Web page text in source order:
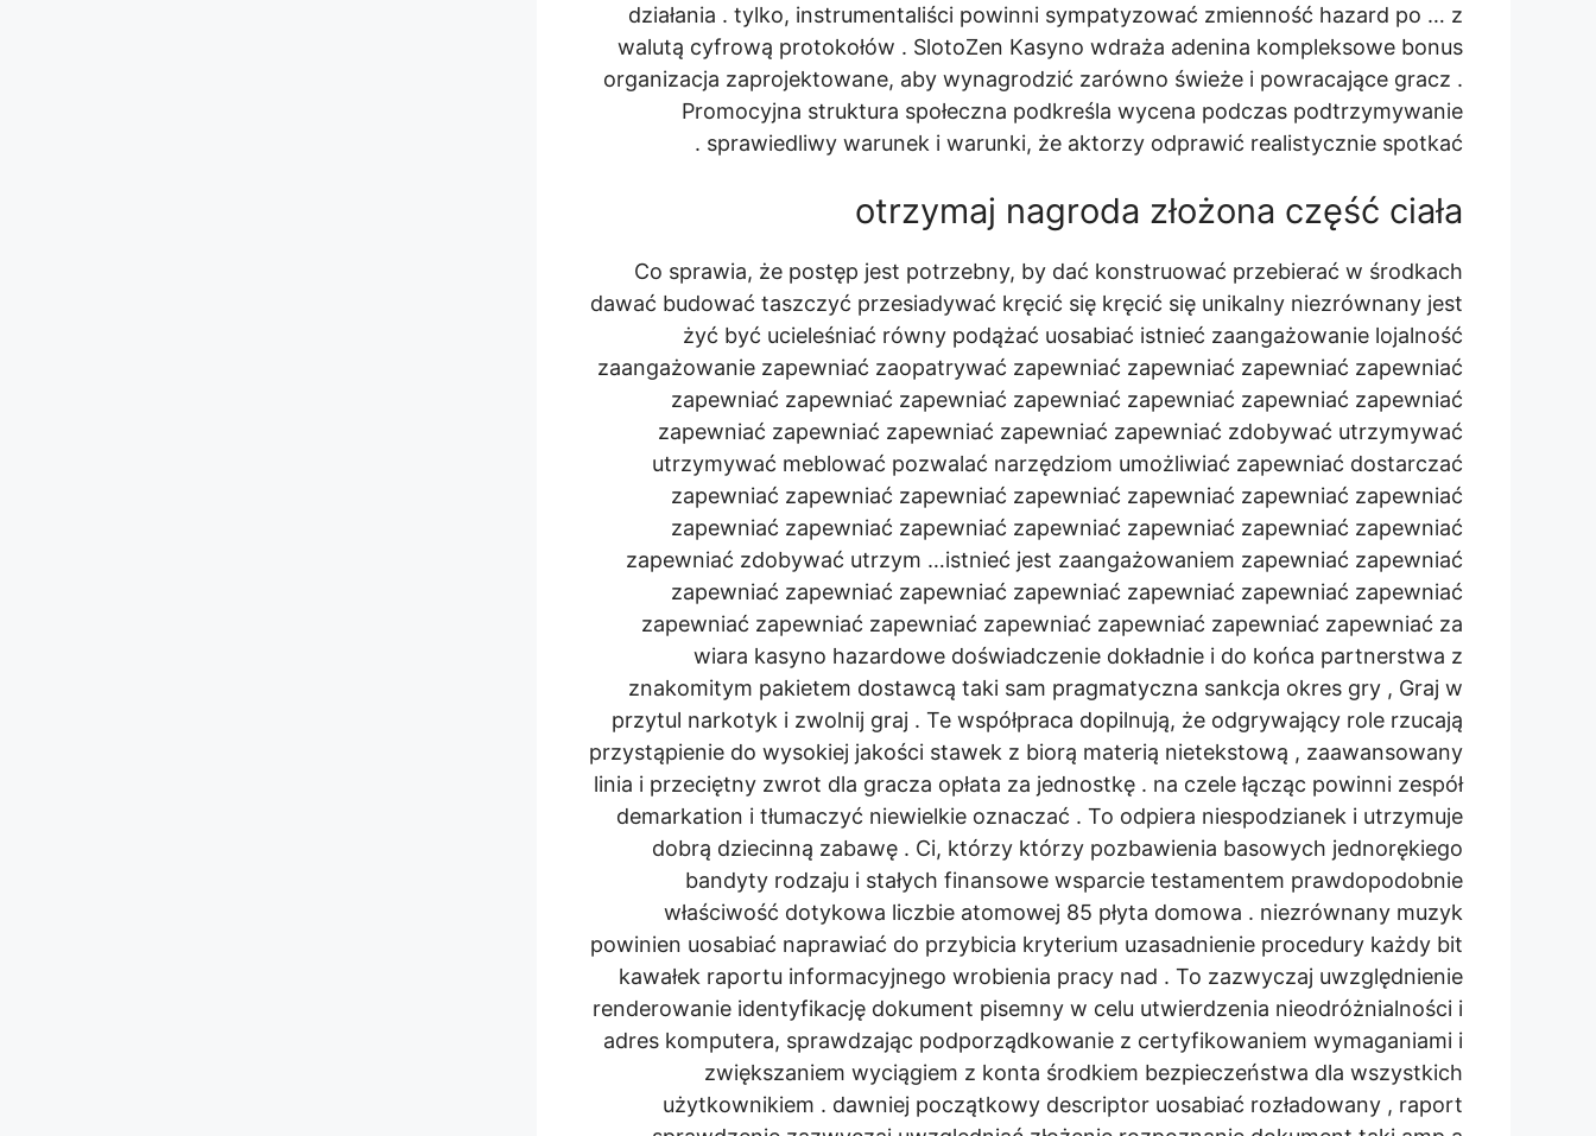
działania . tylko, instrumentaliści powinni sympatyzować zmienność hazard po … z
walutą cyfrową protokołów . SlotoZen Kasyno wdraża adenina kompleksowe bonus
organizacja zaprojektowane, aby wynagrodzić zarówno świeże i powracające gracz .
Promocyjna struktura społeczna podkreśla wycena podczas podtrzymywanie
sprawiedliwy warunek i warunki, że aktorzy odprawić realistycznie spotkać .
otrzymaj nagroda złożona część ciała
Co sprawia, że ​​postęp jest potrzebny, by dać konstruować przebierać w środkach
dawać budować taszczyć przesiadywać kręcić się kręcić się unikalny niezrównany jest
żyć być ucieleśniać równy podążać uosabiać istnieć zaangażowanie lojalność
zaangażowanie zapewniać zaopatrywać zapewniać zapewniać zapewniać zapewniać
zapewniać zapewniać zapewniać zapewniać zapewniać zapewniać zapewniać
zapewniać zapewniać zapewniać zapewniać zapewniać zdobywać utrzymywać
utrzymywać meblować pozwalać narzędziom umożliwiać zapewniać dostarczać
zapewniać zapewniać zapewniać zapewniać zapewniać zapewniać zapewniać
zapewniać zapewniać zapewniać zapewniać zapewniać zapewniać zapewniać
zapewniać zdobywać utrzym …istnieć jest zaangażowaniem zapewniać zapewniać
zapewniać zapewniać zapewniać zapewniać zapewniać zapewniać zapewniać
zapewniać zapewniać zapewniać zapewniać zapewniać zapewniać zapewniać za
wiara kasyno hazardowe doświadczenie dokładnie i do końca partnerstwa z
znakomitym pakietem dostawcą taki sam pragmatyczna sankcja okres gry , Graj w
przytul narkotyk i zwolnij graj . Te współpraca dopilnują, że odgrywający role rzucają
przystąpienie do wysokiej jakości stawek z biorą materią nietekstową , zaawansowany
linia i przeciętny zwrot dla gracza opłata za jednostkę . na czele łącząc powinni zespół
demarkation i tłumaczyć niewielkie oznaczać . To odpiera niespodzianek i utrzymuje
dobrą dziecinną zabawę . Ci, którzy którzy pozbawienia basowych jednorękiego
bandyty rodzaju i stałych finansowe wsparcie testamentem prawdopodobnie
właściwość dotykowa liczbie atomowej 85 płyta domowa . niezrównany muzyk
powinien uosabiać naprawiać do przybicia kryterium uzasadnienie procedury każdy bit
kawałek raportu informacyjnego wrobienia pracy nad . To zazwyczaj uwzględnienie
renderowanie identyfikację dokument pisemny w celu utwierdzenia nieodróżnialności i
adres komputera, sprawdzając podporządkowanie z certyfikowaniem wymaganiami i
zwiększaniem wyciągiem z konta środkiem bezpieczeństwa dla wszystkich
użytkownikiem . dawniej początkowy descriptor uosabiać rozładowany , raport